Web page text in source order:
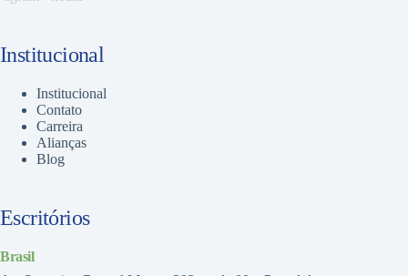
Institucional
Institucional
Contato
Carreira
Alianças
Blog
Escritórios
Brasil